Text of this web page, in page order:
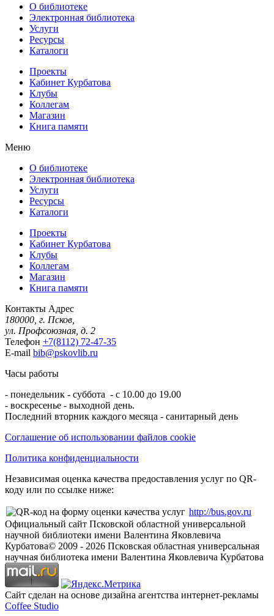
О библиотеке
Электронная библиотека
Услуги
Ресурсы
Каталоги
Проекты
Кабинет Курбатова
Клубы
Коллегам
Магазин
Книга памяти
Меню
О библиотеке
Электронная библиотека
Услуги
Ресурсы
Каталоги
Проекты
Кабинет Курбатова
Клубы
Коллегам
Магазин
Книга памяти
Контакты Адрес
180000, г. Псков,
ул. Профсоюзная, д. 2
Телефон +7(8112) 72-47-35
E-mail bib@pskovlib.ru
Часы работы
- понедельник - суббота - с 10.00 до 19.00
- воскресенье - выходной день.
Последний вторник каждого месяца - санитарный день
Соглашение об использовании файлов cookie
Политика конфиденциальности
Независимая оценка качества предоставления услуг по QR-
коду или по ссылке ниже:
http://bus.gov.ru
Официальный сайт Псковской областной универсальной
научной библиотеки имени Валентина Яковлевича
Курбатова© 2009 - 2026 Псковская областная универсальная
научная библиотека имени Валентина Яковлевича Курбатова
Сайт сделан на основе дизайна агентства интернет-рекламы
Coffee Studio